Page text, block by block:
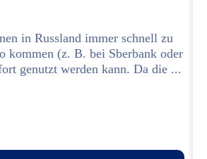
in Russland immer schnell zu
kommen (z. B. bei Sberbank oder
genutzt werden kann. Da die ...